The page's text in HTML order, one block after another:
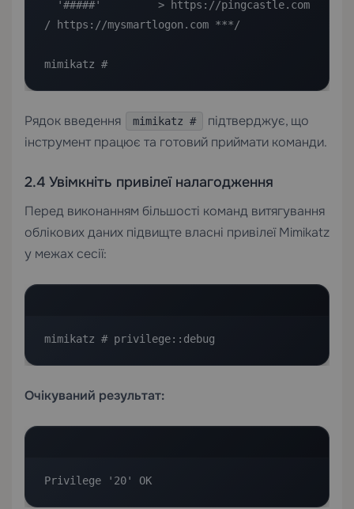
/ https://mysmartlogon.com ***/
mimikatz #
Рядок введення mimikatz #
підтверджує, що
інструмент працює та готовий приймати команди.
2.4 Увімкніть привілеї налагодження
Перед виконанням більшості команд витягування
облікових даних підвищте власні привілеї Mimikatz
у межах сесії:
mimikatz # privilege::debug
Очікуваний результат:
Privilege '20' OK